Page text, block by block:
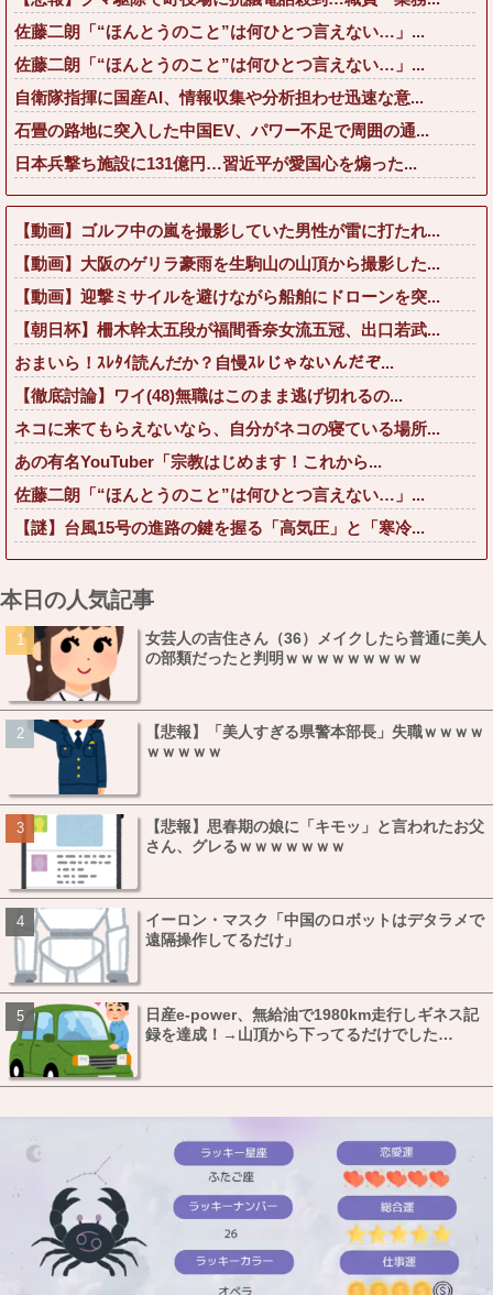
佐藤二朗「“ほんとうのこと”は何ひとつ言えない…」...
佐藤二朗「“ほんとうのこと”は何ひとつ言えない…」...
自衛隊指揮に国産AI、情報収集や分析担わせ迅速な意...
石畳の路地に突入した中国EV、パワー不足で周囲の通...
日本兵撃ち施設に131億円…習近平が愛国心を煽った...
【動画】ゴルフ中の嵐を撮影していた男性が雷に打たれ...
【動画】大阪のゲリラ豪雨を生駒山の山頂から撮影した...
【動画】迎撃ミサイルを避けながら船舶にドローンを突...
【朝日杯】柵木幹太五段が福間香奈女流五冠、出口若武...
おまいら！ｽﾚﾀｲ読んだか？自慢ｽﾚじゃないんだぞ...
【徹底討論】ワイ(48)無職はこのまま逃げ切れるの...
ネコに来てもらえないなら、自分がネコの寝ている場所...
あの有名YouTuber「宗教はじめます！これから...
佐藤二朗「“ほんとうのこと”は何ひとつ言えない…」...
【謎】台風15号の進路の鍵を握る「高気圧」と「寒冷...
本日の人気記事
女芸人の吉住さん（36）メイクしたら普通に美人
の部類だったと判明ｗｗｗｗｗｗｗｗｗ
【悲報】「美人すぎる県警本部長」失職ｗｗｗｗ
ｗｗｗｗｗ
【悲報】思春期の娘に「キモッ」と言われたお父
さん、グレるｗｗｗｗｗｗｗ
イーロン・マスク「中国のロボットはデタラメで
遠隔操作してるだけ」
日産e-power、無給油で1980km走行しギネス記
録を達成！→山頂から下ってるだけでした…